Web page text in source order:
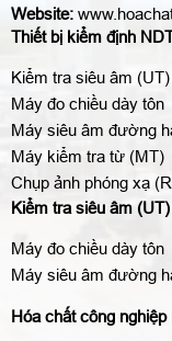
Website:
Thiết bị kiểm định
Kiểm tra siêu âm (UT)
Máy đo chiều dày tôn
Máy siêu âm đường
Máy kiểm tra từ (MT)
Chụp ảnh phóng xạ
Kiểm tra siêu âm (UT)
Máy đo chiều dày tôn
Máy siêu âm đường
Hóa chất công nghiệp